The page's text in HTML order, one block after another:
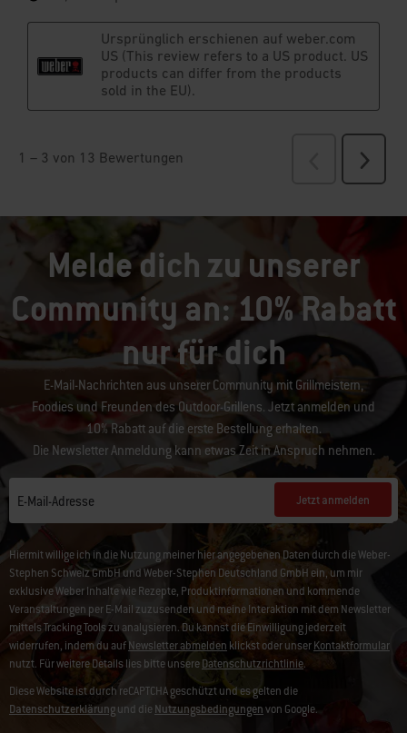
Melde dich zu unserer
Community an: 10% Rabatt
nur für dich
E-Mail-Nachrichten aus unserer Community mit Grillmeistern,
Foodies und Freunden des Outdoor-Grillens. Jetzt anmelden und
10% Rabatt auf die erste Bestellung erhalten.
Die Newsletter Anmeldung kann etwas Zeit in Anspruch nehmen.
E-Mail-Adresse Jetzt anmelden
Hiermit willige ich in die Nutzung meiner hier angegebenen Daten durch die Weber-
Stephen Schweiz GmbH und Weber-Stephen Deutschland GmbH ein, um mir
exklusive Weber Inhalte wie Rezepte, Produktinformationen und kommende
Veranstaltungen per E-Mail zuzusenden und meine Interaktion mit dem Newsletter
mittels Tracking Tools zu analysieren. Du kannst die Einwilligung jederzeit
widerrufen, indem du aufNewsletter abmelden klickst oder unserKontaktformular
nutzt. Für weitere Details lies bitte unsereDatenschutzrichtlinie.
Diese Website ist durch reCAPTCHA geschützt und es gelten die
Datenschutzerklärungund dieNutzungsbedingungenvon Google.